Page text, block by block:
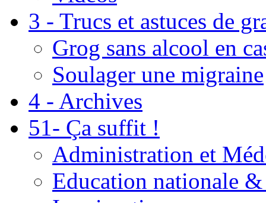
3 - Trucs et astuces de
Grog sans alcool en
Soulager une migraine
4 - Archives
51- Ça suffit !
Administration et
Education nationale